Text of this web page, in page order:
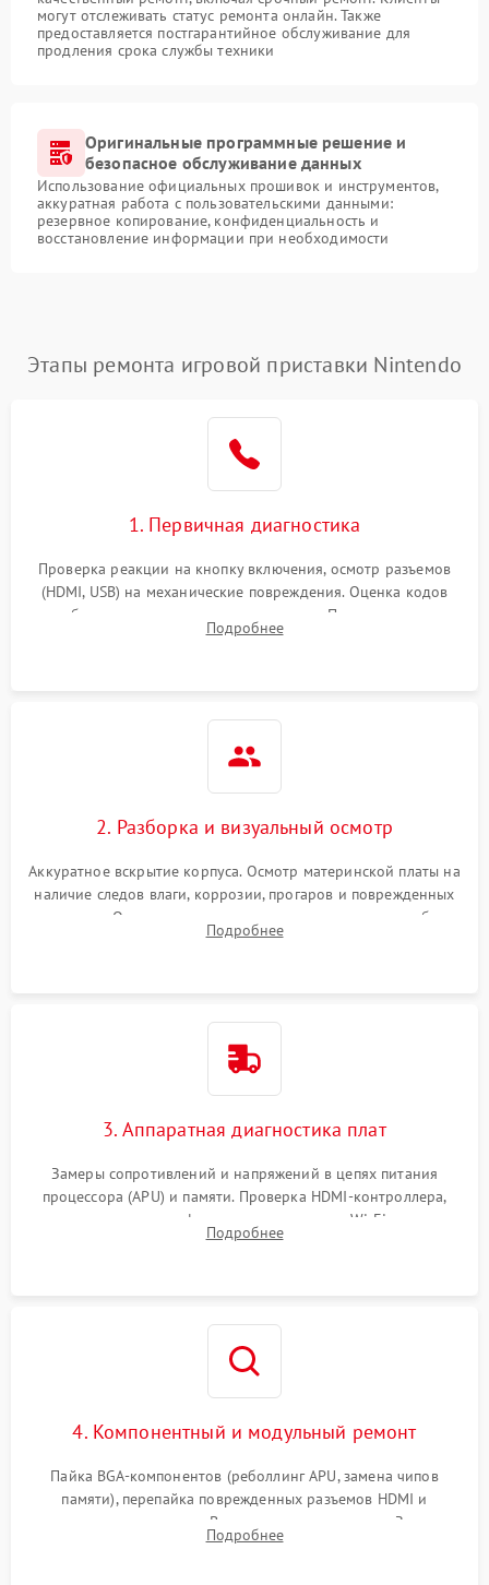
могут отслеживать статус ремонта онлайн. Также
предоставляется постгарантийное обслуживание для
продления срока службы техники
Оригинальные программные решение и
безопасное обслуживание данных
Использование официальных прошивок и инструментов,
аккуратная работа с пользовательскими данными:
резервное копирование, конфиденциальность и
восстановление информации при необходимости
Этапы ремонта игровой приставки Nintendo
1. Первичная диагностика
Проверка реакции на кнопку включения, осмотр разъемов
(HDMI, USB) на механические повреждения. Оценка кодов
ошибок на экране или по индикаторам. Проверка чтения
дисков, работы геймпадов и наличия гарантийных пломб.
Подробнее
2. Разборка и визуальный осмотр
Аккуратное вскрытие корпуса. Осмотр материнской платы на
наличие следов влаги, коррозии, прогаров и поврежденных
элементов. Оценка состояния системы охлаждения, турбины
кулера и степени загрязнения радиатора пылью.
Подробнее
3. Аппаратная диагностика плат
Замеры сопротивлений и напряжений в цепях питания
процессора (APU) и памяти. Проверка HDMI-контроллера,
микросхем флеш-памяти и модуля Wi-Fi
Подробнее
4. Компонентный и модульный ремонт
Пайка BGA-компонентов (реболлинг APU, замена чипов
памяти), перепайка поврежденных разъемов HDMI и
контроллеров питания. Восстановление дорожек. Замена
неисправного жесткого диска, SSD или лазерной головки
Подробнее